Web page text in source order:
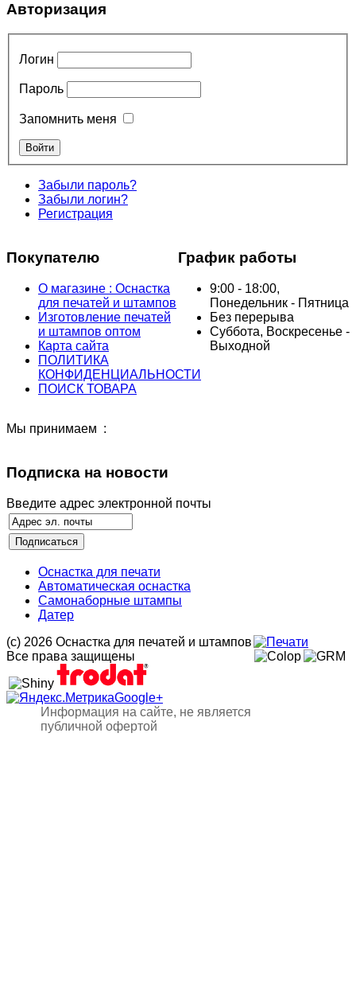
Авторизация
Логин
Пароль
Запомнить меня
Забыли пароль?
Забыли логин?
Регистрация
Покупателю
О магазине : Оснастка
для печатей и штампов
Изготовление печатей
и штампов оптом
Карта сайта
ПОЛИТИКА
КОНФИДЕНЦИАЛЬНОСТИ
ПОИСК ТОВАРА
График работы
9:00 - 18:00,
Понедельник - Пятница
Без перерыва
Суббота, Воскресенье -
Выходной
Мы принимаем :
Подписка на новости
Введите адрес электронной почты
Оснастка для печати
Автоматическая оснастка
Самонаборные штампы
Датер
(с) 2026 Оснастка для печатей и штампов
Все права защищены
Google+
Информация на сайте, не является
публичной офертой